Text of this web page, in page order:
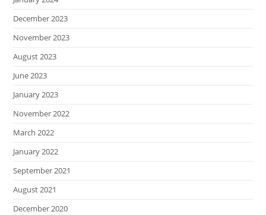
December 2023
November 2023
August 2023
June 2023
January 2023
November 2022
March 2022
January 2022
September 2021
August 2021
December 2020